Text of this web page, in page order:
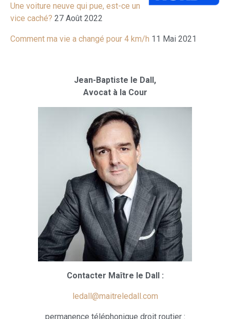
Une voiture neuve qui pue, est-ce un
vice caché? 27 Août 2022
Comment ma vie a changé pour 4 km/h 11 Mai 2021
Jean-Baptiste le Dall,
Avocat à la Cour
Contacter Maître le Dall :
ledall@maitreledall.com
permanence téléphonique droit routier :